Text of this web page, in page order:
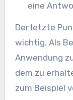
eine
Der letzte
wichtig. Als
Anwendung
dem zu
zum Beispiel